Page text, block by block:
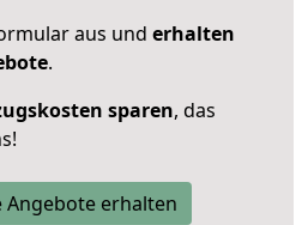
aus und erhalten
.
sparen, das
Angebote erhalten